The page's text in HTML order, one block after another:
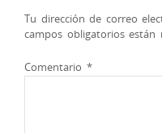
Tu dirección de correo
campos obligatorios están
Comentario *